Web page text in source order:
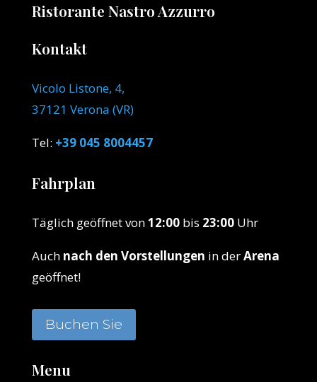
Ristorante Nastro Azzurro
Kontakt
Vicolo Listone, 4,
37121 Verona (VR)
Tel: +39 045 8004457
Fahrplan
Täglich geöffnet von12:00bis 23:00Uhr
Auch nach den Vorstellungen in derArena
geöffnet!
Buchen Sie
Menu